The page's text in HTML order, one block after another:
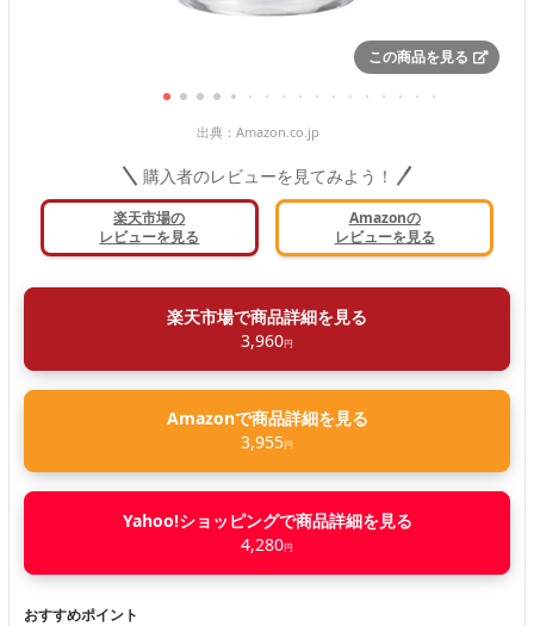
この商品を見る
出典： Amazon.co.jp
購入者のレビューを見てみよう！
楽天市場の
レビューを見る
Amazonの
レビューを見る
楽天市場で商品詳細を見る
3,960円
Amazonで商品詳細を見る
3,955円
Yahoo!ショッピングで商品詳細を見る
4,280円
おすすめポイント